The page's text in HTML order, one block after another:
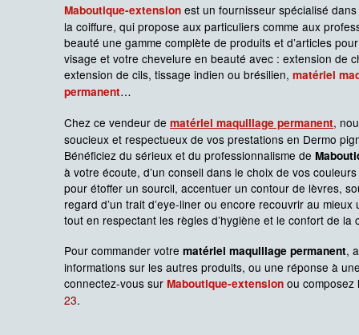
Maboutique-extension est un fournisseur spécialisé dans
la coiffure, qui propose aux particuliers comme aux
beauté une gamme complète de produits et d’articles
visage et votre chevelure en beauté avec : extension de
extension de cils, tissage indien ou brésilien, matériel
permanent…
Chez ce vendeur de matériel maquillage permanent,
soucieux et respectueux de vos prestations en Dermo
Bénéficiez du sérieux et du professionnalisme de
à votre écoute, d’un conseil dans le choix de vos
pour étoffer un sourcil, accentuer un contour de lèvres,
regard d’un trait d’eye-liner ou encore recouvrir au mieux
tout en respectant les règles d’hygiène et le confort de la
Pour commander votre matériel maquillage permanent,
informations sur les autres produits, ou une réponse à
connectez-vous sur Maboutique-extension ou
23.